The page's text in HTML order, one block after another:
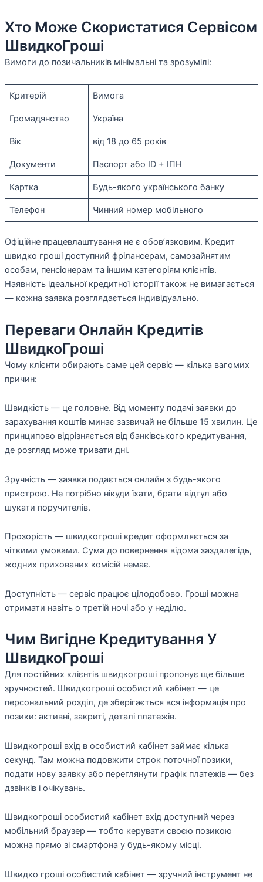
Хто Може Скористатися Сервісом
ШвидкоГроші
Вимоги до позичальників мінімальні та зрозумілі:
Критерій Вимога
Громадянство Україна
Вік від 18 до 65 років
Документи Паспорт або ID + ІПН
Картка Будь-якого українського банку
Телефон Чинний номер мобільного
Офіційне працевлаштування не є обов’язковим. Кредит
швидко гроші доступний фрілансерам, самозайнятим
особам, пенсіонерам та іншим категоріям клієнтів.
Наявність ідеальної кредитної історії також не вимагається
— кожна заявка розглядається індивідуально.
Переваги Онлайн Кредитів
ШвидкоГроші
Чому клієнти обирають саме цей сервіс — кілька вагомих
причин:
Швидкість — це головне. Від моменту подачі заявки до
зарахування коштів минає зазвичай не більше 15 хвилин. Це
принципово відрізняється від банківського кредитування,
де розгляд може тривати дні.
Зручність — заявка подається онлайн з будь-якого
пристрою. Не потрібно нікуди їхати, брати відгул або
шукати поручителів.
Прозорість — швидкогроші кредит оформляється за
чіткими умовами. Сума до повернення відома заздалегідь,
жодних прихованих комісій немає.
Доступність — сервіс працює цілодобово. Гроші можна
отримати навіть о третій ночі або у неділю.
Чим Вигідне Кредитування У
ШвидкоГроші
Для постійних клієнтів швидкогроші пропонує ще більше
зручностей. Швидкогроші особистий кабінет — це
персональний розділ, де зберігається вся інформація про
позики: активні, закриті, деталі платежів.
Швидкогроші вхід в особистий кабінет займає кілька
секунд. Там можна подовжити строк поточної позики,
подати нову заявку або переглянути графік платежів — без
дзвінків і очікувань.
Швидкогроші особистий кабінет вхід доступний через
мобільний браузер — тобто керувати своєю позикою
можна прямо зі смартфона у будь-якому місці.
Швидко гроші особистий кабінет — зручний інструмент не